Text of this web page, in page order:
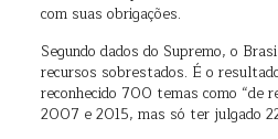
com suas obrigações.
Segundo dados do Supremo, o
recursos sobrestados. É o
reconhecido 700 temas como “de
2007 e 2015, mas só ter julgado